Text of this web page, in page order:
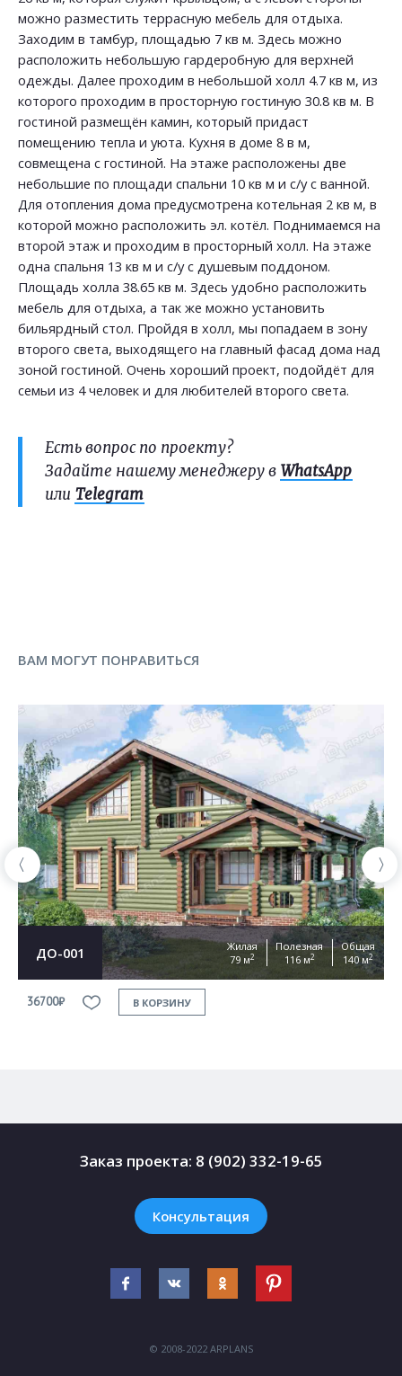
можно разместить террасную мебель для отдыха.
Заходим в тамбур, площадью 7 кв м. Здесь можно
расположить небольшую гардеробную для верхней
одежды. Далее проходим в небольшой холл 4.7 кв м, из
которого проходим в просторную гостиную 30.8 кв м. В
гостиной размещён камин, который придаст
помещению тепла и уюта. Кухня в доме 8 в м,
совмещена с гостиной. На этаже расположены две
небольшие по площади спальни 10 кв м и с/у с ванной.
Для отопления дома предусмотрена котельная 2 кв м, в
которой можно расположить эл. котёл. Поднимаемся на
второй этаж и проходим в просторный холл. На этаже
одна спальня 13 кв м и с/у с душевым поддоном.
Площадь холла 38.65 кв м. Здесь удобно расположить
мебель для отдыха, а так же можно установить
бильярдный стол. Пройдя в холл, мы попадаем в зону
второго света, выходящего на главный фасад дома над
зоной гостиной. Очень хороший проект, подойдёт для
семьи из 4 человек и для любителей второго света.
Есть вопрос по проекту?
Задайте нашему менеджеру в WhatsApp
или Telegram
ВАМ МОГУТ ПОНРАВИТЬСЯ
ДО-001
Жилая
79 м2
Полезная
116 м2
Общая
140 м2
36700₽ В КОРЗИНУ
Заказ проекта: 8 (902) 332-19-65
Консультация
© 2008-2022 ARPLANS